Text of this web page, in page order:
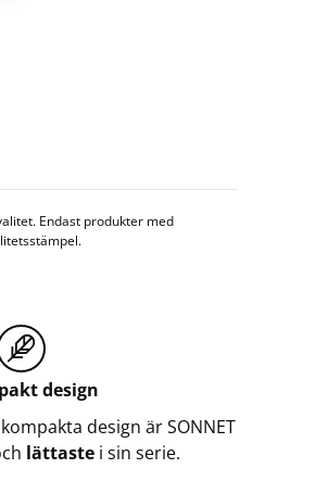
Endast produkter med
design
design är SONNET
lättaste i sin serie.